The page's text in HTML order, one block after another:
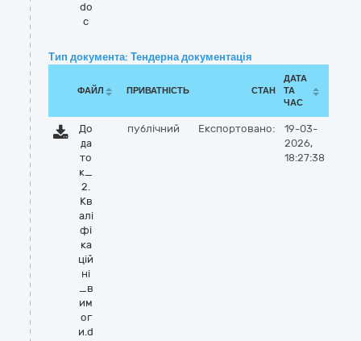
do
c
Тип документа: Тендерна документація
ФАЙЛ ПРИВАТНІСТЬ СТАН
ДАТА
ТА
ЧАС
До
да
то
к_
2.
Кв
алі
фі
ка
цій
ні
_в
им
ог
и.d
публічний Експортовано:
19-03-
2026,
18:27:38